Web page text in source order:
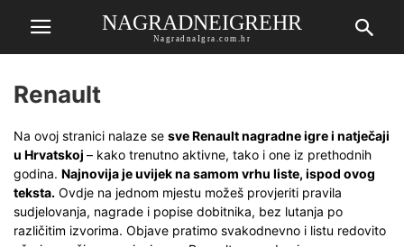
NAGRADNEIGREHR
NagradnaIgra.com.hr
Renault
Na ovoj stranici nalaze se sve Renault nagradne igre i natječaji
u Hrvatskoj – kako trenutno aktivne, tako i one iz prethodnih
godina. Najnovija je uvijek na samom vrhu liste, ispod ovog
teksta. Ovdje na jednom mjestu možeš provjeriti pravila
sudjelovanja, nagrade i popise dobitnika, bez lutanja po
različitim izvorima. Objave pratimo svakodnevno i listu redovito